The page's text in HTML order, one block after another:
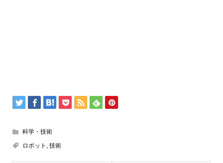
科学・技術
ロボット , 技術